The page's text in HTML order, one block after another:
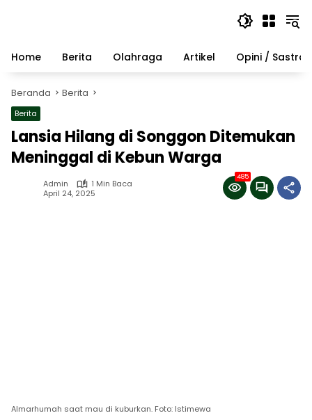
Home
Berita Olahraga Artikel Opini / Sastra
Beranda Berita
Berita
Lansia Hilang di Songgon Ditemukan
Meninggal di Kebun Warga
Admin
1 Min Baca
April 24, 2025
485
Almarhumah saat mau di kuburkan. Foto: Istimewa